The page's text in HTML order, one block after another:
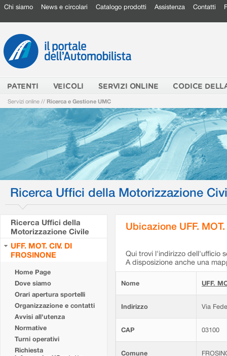
Chi siamo News e circolari Catalogo prodotti Assistenza Contatti
PATENTI VEICOLI SERVIZI ONLINE CODICE
Servizi online // Ricerca e Gestione UMC
Ricerca Uffici della Motorizzazione
Ricerca Uffici della
Motorizzazione Civile
UFF. MOT. CIV. DI
FROSINONE
Home Page
Dove siamo
Orari apertura sportelli
Organizzazione e contatti
Avvisi all'utenza
Normative
Turni operativi
Richiesta
Ubicazione UFF.
Qui trovi l'indirizzo dell'ufficio
A disposizione anche una
Nome UFF.
Indirizzo Via
CAP 03100
Comune